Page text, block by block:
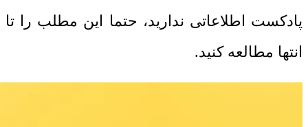
پادکست اطلاعاتی ندارید، حتما این مطلب را تا
انتها مطالعه کنید.